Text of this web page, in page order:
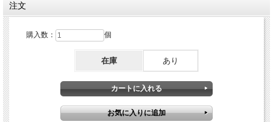
注文
購入数： 個
在庫 あり